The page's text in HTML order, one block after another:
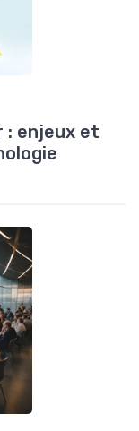
: enjeux et